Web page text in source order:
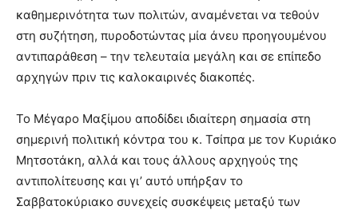
καθημερινότητα των πολιτών, αναμένεται να τεθούν
στη συζήτηση, πυροδοτώντας μία άνευ προηγουμένου
αντιπαράθεση – την τελευταία μεγάλη και σε επίπεδο
αρχηγών πριν τις καλοκαιρινές διακοπές.
Το Μέγαρο Μαξίμου αποδίδει ιδιαίτερη σημασία στη
σημερινή πολιτική κόντρα του κ. Τσίπρα με τον Κυριάκο
Μητσοτάκη, αλλά και τους άλλους αρχηγούς της
αντιπολίτευσης και γι’ αυτό υπήρξαν το
Σαββατοκύριακο συνεχείς συσκέψεις μεταξύ των